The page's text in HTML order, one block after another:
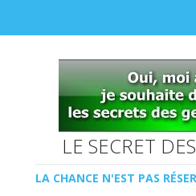
LE SECRET
LA CHANCE N'EST PAS